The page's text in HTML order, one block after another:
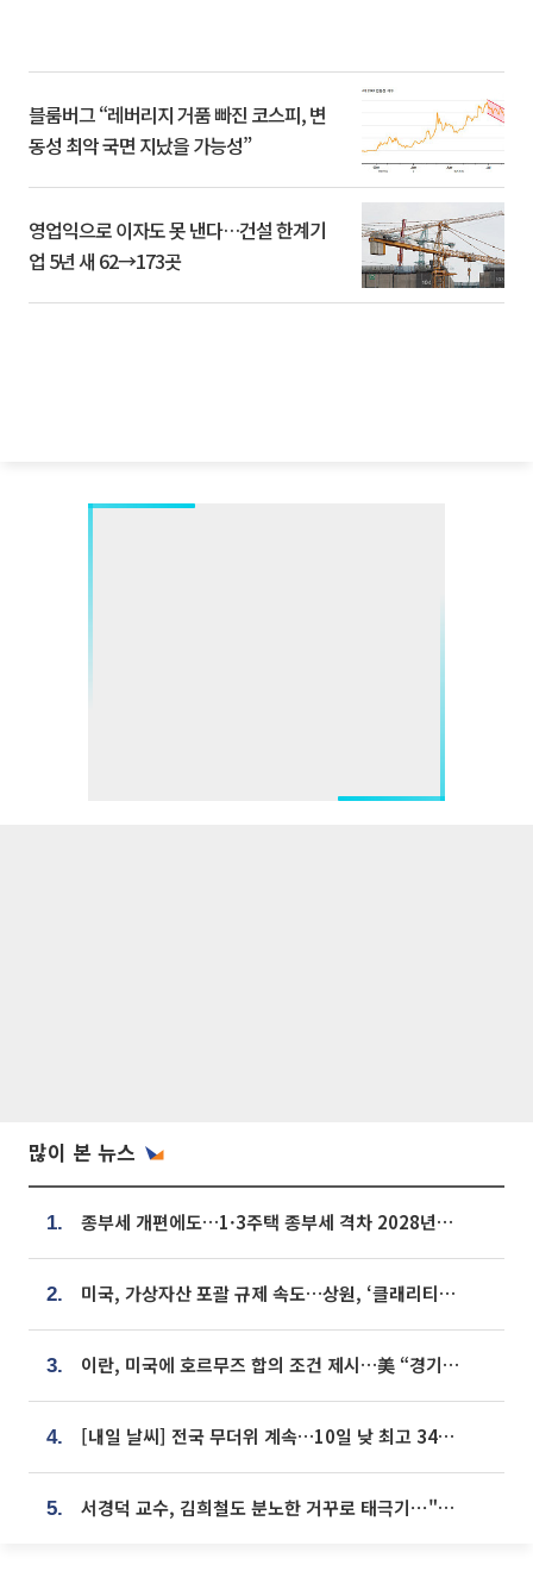
블룸버그 “레버리지 거품 빠진 코스피, 변
동성 최악 국면 지났을 가능성”
영업익으로 이자도 못 낸다…건설 한계기
업 5년 새 62→173곳
많이 본 뉴스
1. 종부세 개편에도…1·3주택 종부세 격차 2028년부터 확대
2. 미국, 가상자산 포괄 규제 속도…상원, ‘클래리티법’ 9월 절차투표 추진
3. 이란, 미국에 호르무즈 합의 조건 제시…美 “경기 아직 안 끝나” [종합]
4. [내일 날씨] 전국 무더위 계속…10일 낮 최고 34도 육박
5. 서경덕 교수, 김희철도 분노한 거꾸로 태극기⋯"엉터리는 아냐, 아쉬울 뿐"